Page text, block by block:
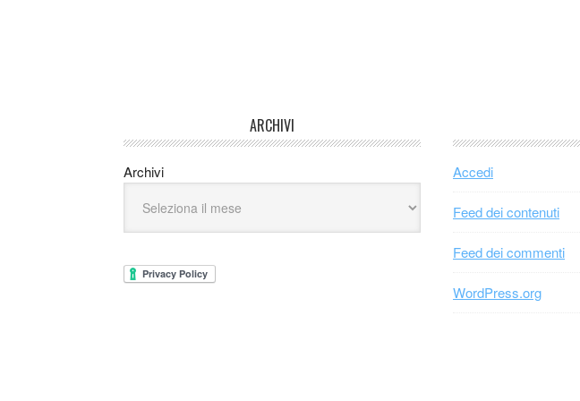
ARCHIVI
Archivi Accedi
Feed dei contenuti
Feed dei commenti
WordPress.org